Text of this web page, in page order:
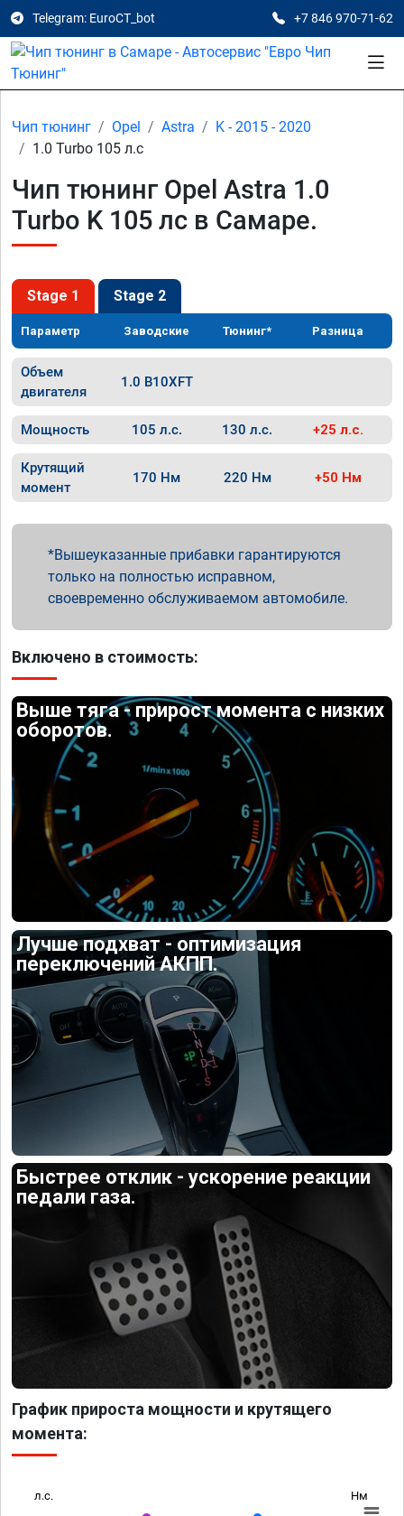
Telegram: EuroCT_bot +7 846 970-71-62
Чип тюнинг Opel Astra
K - 2015 - 2020
1.0 Turbo 105 л.с
Чип тюнинг Opel Astra 1.0
Turbo K 105 лс в Самаре.
Stage 1 Stage 2
Параметр Заводские Тюнинг* Разница
Объем
двигателя
1.0 B10XFT
Мощность 105 л.с. 130 л.с. +25 л.с.
Крутящий
момент
170 Нм 220 Нм +50 Нм
Вышеуказанные прибавки гарантируются
только на полностью исправном,
своевременно обслуживаемом автомобиле.
Включено в стоимость:
Выше тяга - прирост момента с низких
оборотов.
Лучше подхват - оптимизация
переключений АКПП.
Быстрее отклик - ускорение реакции
педали газа.
График прироста мощности и крутящего
момента:
л.с. Нм